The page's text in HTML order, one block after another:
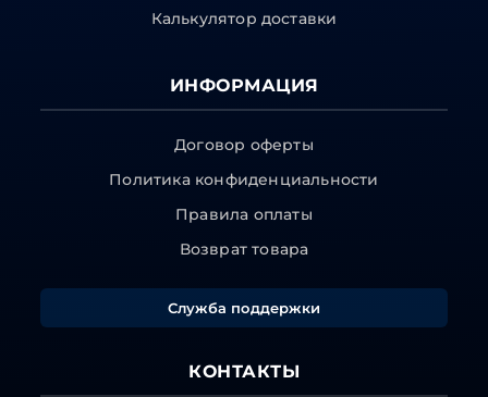
Калькулятор доставки
ИНФОРМАЦИЯ
Договор оферты
Политика конфиденциальности
Правила оплаты
Возврат товара
Служба поддержки
КОНТАКТЫ